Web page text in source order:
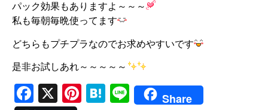
パック効果もありますよ～～～
私も毎朝毎晩使ってます
どちらもプチプラなのでお求めやすいです
是非お試しあれ～～～～～
Facebook
X Pinterest
Hatena
LineShare